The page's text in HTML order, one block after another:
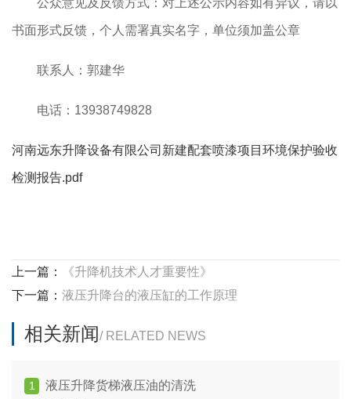
公众意见及反馈方式：对上述公示内容如有异议，请以
书面形式反馈，个人需署真实名字，单位须加盖公章
联系人：郭建华
电话：13938749828
河南远东升降设备有限公司新建配套喷漆项目环境保护验收
检测报告.pdf
上一篇：
《升降机技术人才重要性》
下一篇： 液压升降台的液压缸的工作原理
相关新闻/ RELATED NEWS
1 液压升降货梯液压油的清洗